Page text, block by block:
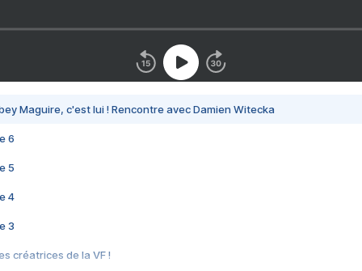
Maguire, c'est lui ! Rencontre avec Damien Witecka
6
5
4
3
créatrices de la VF !